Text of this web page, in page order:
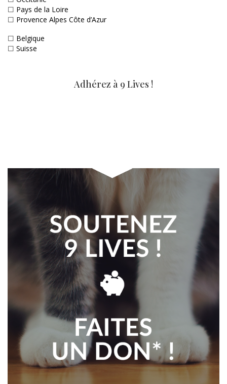
☐ Pays de la Loire
☐ Provence Alpes Côte d’Azur
☐ Belgique
☐ Suisse
Adhérez à 9 Lives !